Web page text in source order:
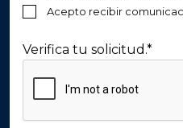
Acepto recibir
Verifica tu solicitud.*